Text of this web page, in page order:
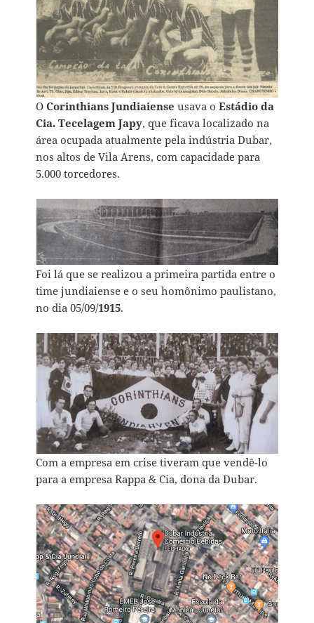
OCorinthians Jundiaiense usava oEstádio da
Cia. Tecelagem Japy, que ficava localizado na
área ocupada atualmente pela indústria Dubar,
nos altos de Vila Arens, com capacidade para
5.000 torcedores.
Foi lá que se realizou a primeira partida entre o
time jundiaiense e o seu homônimo paulistano,
no dia 05/09/1915.
Com a empresa em crise tiveram que vendê-lo
para a empresa Rappa & Cia, dona da Dubar.